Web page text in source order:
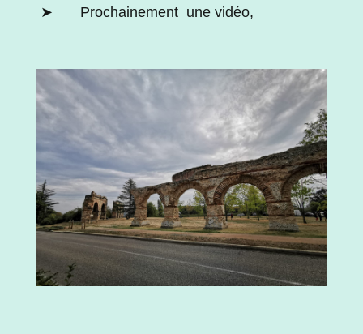
➤ Prochainement une vidéo,